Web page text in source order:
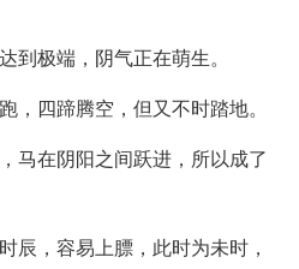
到极端，阴气正在萌生。
，四蹄腾空，但又不时踏地。
马在阴阳之间跃进，所以成了
辰，容易上膘，此时为未时，